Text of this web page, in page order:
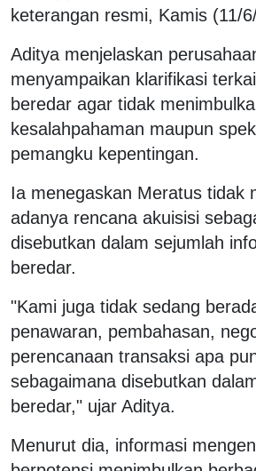
keterangan resmi, Kamis (11/
Aditya menjelaskan
menyampaikan klarifikasi
beredar agar tidak
kesalahpahaman maupun
pemangku kepentingan.
Ia menegaskan Meratus tidak
adanya rencana akuisisi
disebutkan dalam sejumlah
beredar.
"Kami juga tidak sedang
penawaran, pembahasan,
perencanaan transaksi apa
sebagaimana disebutkan
beredar," ujar Aditya.
Menurut dia, informasi